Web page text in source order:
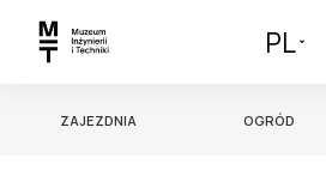
PL
ZAJEZDNIA OGRÓD